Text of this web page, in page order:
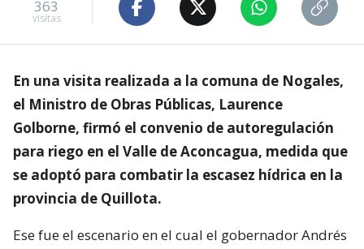
363
visitas
En una visita realizada a la comuna de Nogales,
el Ministro de Obras Públicas, Laurence
Golborne, firmó el convenio de autoregulación
para riego en el Valle de Aconcagua, medida que
se adoptó para combatir la escasez hídrica en la
provincia de Quillota.
Ese fue el escenario en el cual el gobernador Andrés